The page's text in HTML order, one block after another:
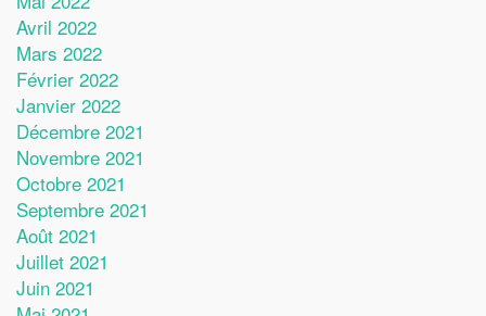
Avril 2022
Mars 2022
Février 2022
Janvier 2022
Décembre 2021
Novembre 2021
Octobre 2021
Septembre 2021
Août 2021
Juillet 2021
Juin 2021